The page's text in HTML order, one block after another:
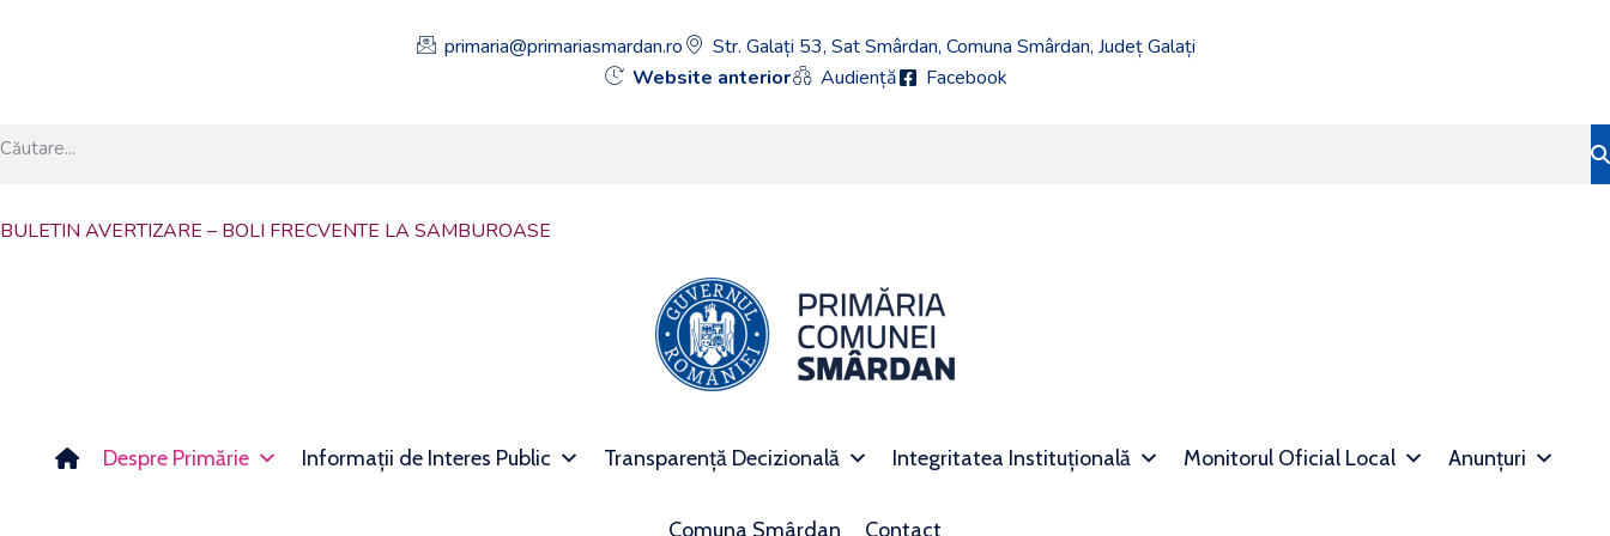
primaria@primariasmardan.ro
Str. Galați 53, Sat Smârdan, Comuna Smârdan, Județ Galați
Website anterior
Audiență Facebook
BULETIN AVERTIZARE – BOLI FRECVENTE LA SAMBUROASE
Despre Primărie Informații de Interes Public Transparență Decizională Integritatea Instituțională Monitorul Oficial Local Anunțuri
Comuna Smârdan Contact